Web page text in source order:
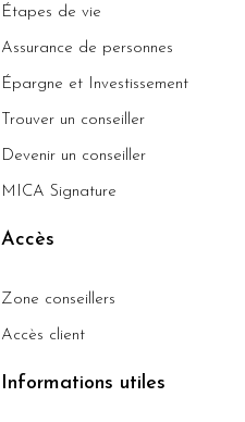
Étapes de vie
Assurance de personnes
Épargne et Investissement
Trouver un conseiller
Devenir un conseiller
MICA Signature
Accès
Zone conseillers
Accès client
Informations utiles